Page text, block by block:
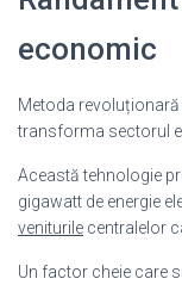
economic
Metoda
transforma sectorul
Această tehnologie
gigawatt de energie
veniturile centralelor
Un factor cheie care